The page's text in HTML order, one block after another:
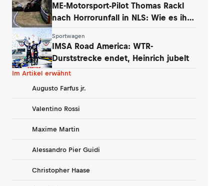
ME-Motorsport-Pilot Thomas Rackl
nach Horrorunfall in NLS: Wie es ihm
Sportwagen
IMSA Road America: WTR-
Durststrecke endet, Heinrich jubelt
Im Artikel erwähnt
Augusto Farfus jr.
Valentino Rossi
Maxime Martin
Alessandro Pier Guidi
Christopher Haase